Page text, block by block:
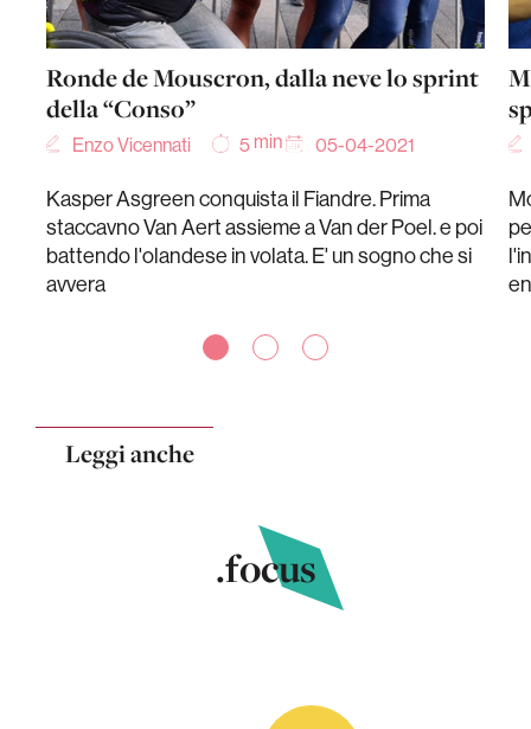
Ronde de Mouscron, dalla neve lo sprint
della “Conso”
Enzo Vicennati 5 min 05-04-2021
Kasper Asgreen conquista il Fiandre. Prima
staccavno Van Aert assieme a Van der Poel. e poi
battendo l'olandese in volata. E' un sogno che si
avvera
Leggi anche
.focus